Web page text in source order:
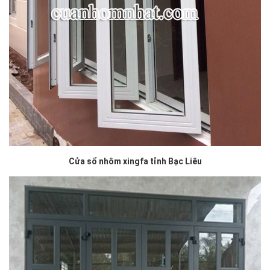
Cửa sổ nhôm xingfa tỉnh Bạc Liêu